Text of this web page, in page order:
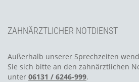
ZAHNÄRZTLICHER NOTDIENST
Außerhalb unserer Sprechzeiten
Sie sich bitte an den zahnärztlichen
unter 06131 / 6246-999.